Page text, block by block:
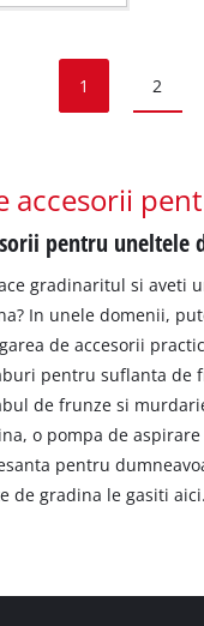
1 2
accesorii
pentru uneltele
gradinaritul si aveti
In unele domenii,
de accesorii
pentru suflanta de
de frunze si
o pompa de
pentru
de gradina le gasiti aici.